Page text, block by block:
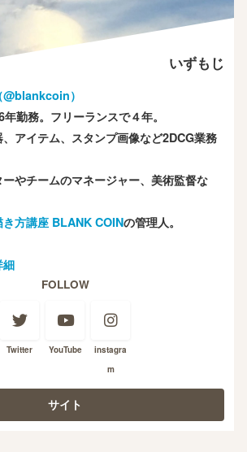
いずもじ
（‎@blankcoin）
勤務。フリーランスで４年。
アイテム、スタンプ画像など2DCG業務
やチームのマネージャー、美術監督な
き方講座 BLANK COINの管理人。
細
FOLLOW
Twitter YouTube
instagra
m